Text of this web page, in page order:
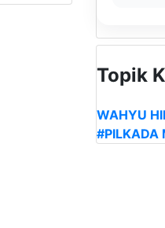
Topik
WAHYU
#PILKADA